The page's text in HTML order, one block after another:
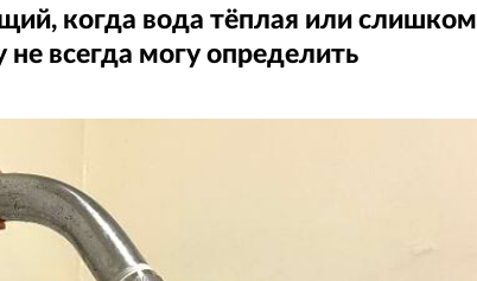
когда вода тёплая или слишком
всегда могу определить